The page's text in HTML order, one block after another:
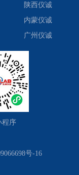
陕西仪诚
内蒙仪诚
广州仪诚
程序
号-16